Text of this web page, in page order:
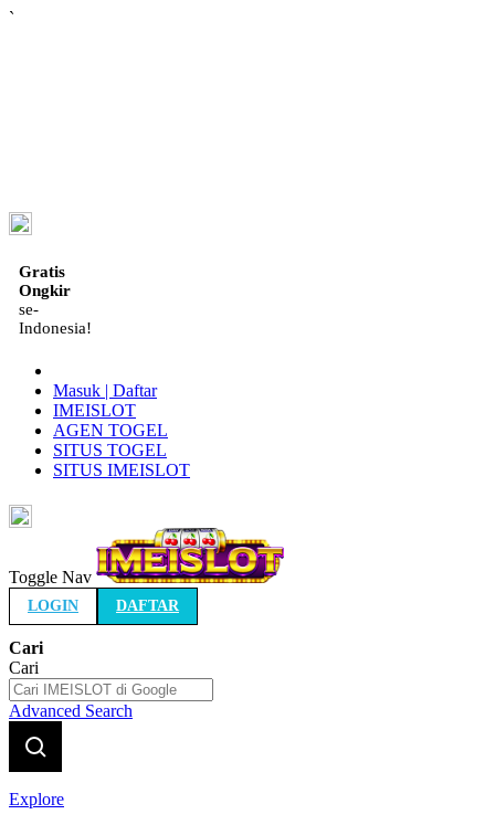
`
Gratis
Ongkir
se-
Indonesia!
Masuk | Daftar
IMEISLOT
AGEN TOGEL
SITUS TOGEL
SITUS IMEISLOT
Toggle Nav
LOGIN DAFTAR
Cari
Cari
Advanced Search
Explore